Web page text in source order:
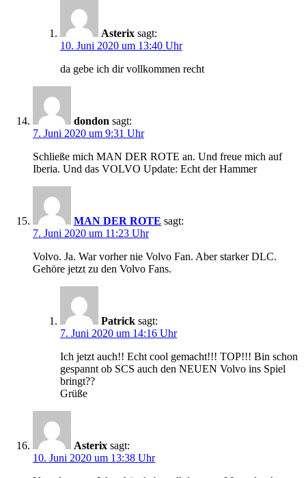
Asterix sagt:
10. Juni 2020 um 13:40 Uhr
da gebe ich dir vollkommen recht
dondon sagt:
7. Juni 2020 um 9:31 Uhr
Schließe mich MAN DER ROTE an. Und freue mich auf
Iberia. Und das VOLVO Update: Echt der Hammer
MAN DER ROTE sagt:
7. Juni 2020 um 11:23 Uhr
Volvo. Ja. War vorher nie Volvo Fan. Aber starker DLC.
Gehöre jetzt zu den Volvo Fans.
Patrick sagt:
7. Juni 2020 um 14:16 Uhr
Ich jetzt auch!! Echt cool gemacht!!! TOP!!! Bin schon
gespannt ob SCS auch den NEUEN Volvo ins Spiel
bringt??
Grüße
Asterix sagt:
10. Juni 2020 um 13:38 Uhr